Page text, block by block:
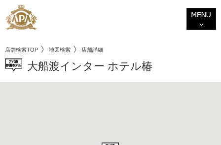
店舗検索TOP 地図検索 店舗詳細
大船渡インター ホテル椿